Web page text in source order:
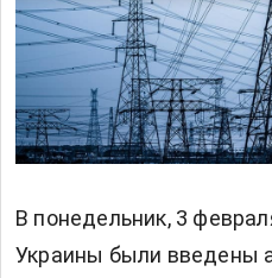
В понедельник, 3
Украины были введены